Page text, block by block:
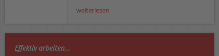
weiterlesen
Effektiv arbeiten...